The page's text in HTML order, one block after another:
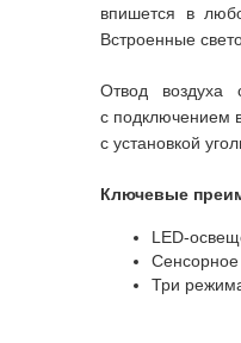
впишется в
Встроенные
Отвод воздуха
с подключением
с установкой
Ключевые
LED-
Три